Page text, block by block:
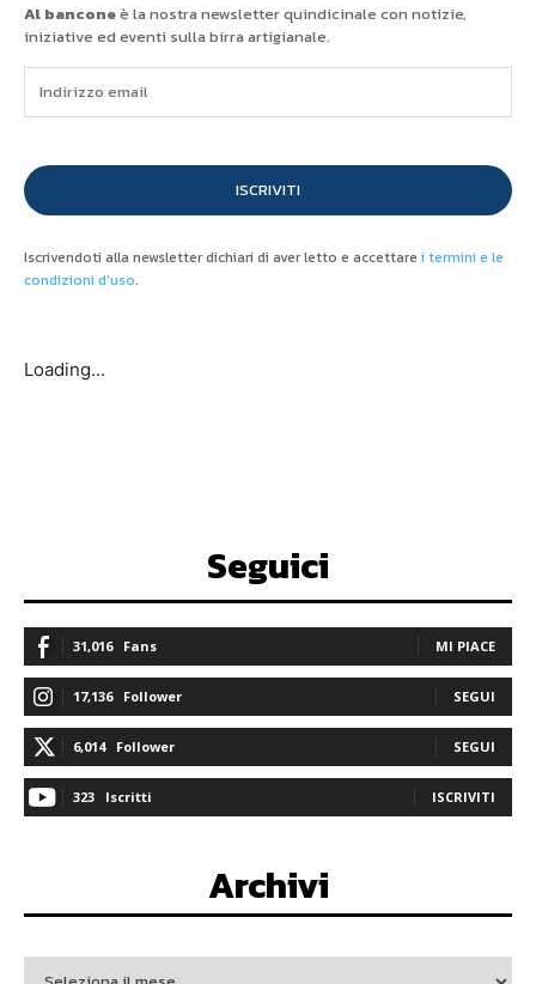
Al banconeè la nostra newsletter quindicinale con notizie,
iniziative ed eventi sulla birra artigianale.
ISCRIVITI
Iscrivendoti alla newsletter dichiari di aver letto e accettare i termini e le
condizioni d'uso.
Loading...
Seguici
31,016 Fans MI PIACE
17,136 Follower SEGUI
6,014 Follower SEGUI
323 Iscritti ISCRIVITI
Archivi